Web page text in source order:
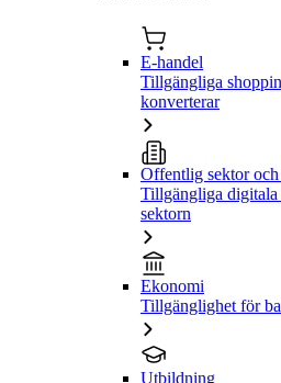
E-handel
Tillgängliga
konverterar
Offentlig sektor
Tillgängliga
sektorn
Ekonomi
Tillgänglighet för
Utbildning